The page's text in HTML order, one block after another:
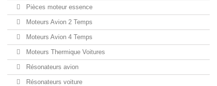
Pièces moteur essence
Moteurs Avion 2 Temps
Moteurs Avion 4 Temps
Moteurs Thermique Voitures
Résonateurs avion
Résonateurs voiture